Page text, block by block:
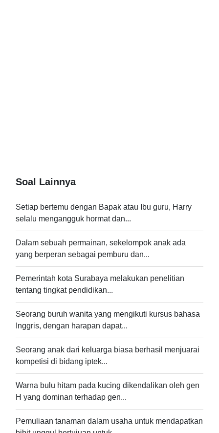
Soal Lainnya
Setiap bertemu dengan Bapak atau Ibu guru, Harry
selalu mengangguk hormat dan...
Dalam sebuah permainan, sekelompok anak ada
yang berperan sebagai pemburu dan...
Pemerintah kota Surabaya melakukan penelitian
tentang tingkat pendidikan...
Seorang buruh wanita yang mengikuti kursus bahasa
Inggris, dengan harapan dapat...
Seorang anak dari keluarga biasa berhasil menjuarai
kompetisi di bidang iptek...
Warna bulu hitam pada kucing dikendalikan oleh gen
H yang dominan terhadap gen...
Pemuliaan tanaman dalam usaha untuk mendapatkan